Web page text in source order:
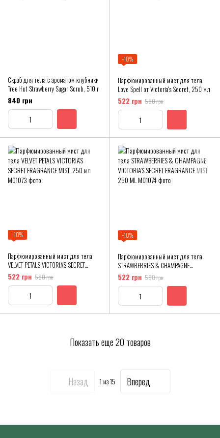
Скраб для тела с ароматом клубники
Tree Hut Strawberry Sugar Scrub, 510 г
840 грн
−10%
Парфюмированный мист для тела
Love Spell от Victoria's Secret, 250 мл
522 грн 580 грн
−10%
Парфюмированный мист для тела
VELVET PETALS VICTORIA'S SECRET
FRAGRANCE MIST, 250 мл
522 грн 580 грн
−10%
Парфюмированный мист для тела
STRAWBERRIES & CHAMPAGNE
VICTORIA'S SECRET FRAGRANCE MIST,
250 ML
522 грн 580 грн
Показать еще 20 товаров
Назад 1из 15 Вперед